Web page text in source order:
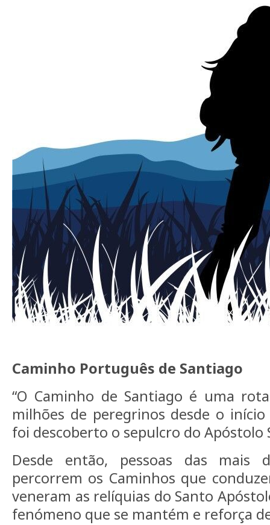
Caminho Português de Santiago
“O Caminho de Santiago é uma
milhões de peregrinos desde o
foi descoberto o sepulcro do Apóstolo
Desde então, pessoas das mais
percorrem os Caminhos que
veneram as relíquias do Santo
fenómeno que se mantém e reforça